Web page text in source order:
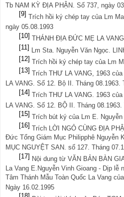
Tb NAM KỲ ĐỊA PHẬN. Số 737, ngày
[9] Trích hồi ký chép tay của Lm
ngày 05.08.1993
[10] THÁNH ĐỊA ĐỨC MẸ LA
[11] Lm Sta. Nguyễn Văn Ngọc.
[12] Trích hồi ký chép tay của Lm
[13] Trích THƯ LA VANG, 1963
LA VANG. Số 12. Bộ II. Tháng 08.1963.
[14] Trích THƯ LA VANG. 1963
LA VANG. Số 12. BỘ II. Tháng 08.1963.
[15] Trích bút ký của Lm E. Nguyễn
[16] Trích LỜI NGỎ CÙNG ĐỊA
Đức Tổng Giám Mục Philipphê Nguyễn
MỤC NGUYỆT SAN. số 127. Tháng
[17] Nội dung từ VĂN BẢN BÀN
La Vang E.Nguyễn Vinh Gioang - Dịp lễ
Tâm Thánh Mẫu Toàn Quốc La Vang
Ngày 16.02.1995